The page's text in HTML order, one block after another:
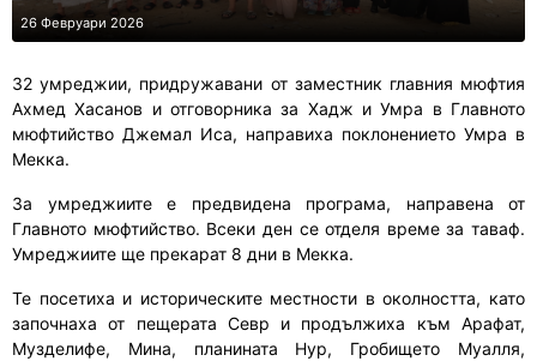
26 Февруари 2026
32 умреджии, придружавани от заместник главния мюфтия
Ахмед Хасанов и отговорника за Хадж и Умра в Главното
мюфтийство Джемал Иса, направиха поклонението Умра в
Мекка.
За умреджиите е предвидена програма, направена от
Главното мюфтийство. Всеки ден се отделя време за таваф.
Умреджиите ще прекарат 8 дни в Мекка.
Те посетиха и историческите местности в околността, като
започнаха от пещерата Севр и продължиха към Арафат,
Музделифе, Мина, планината Нур, Гробището Муалля,